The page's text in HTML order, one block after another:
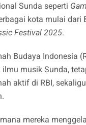
Sunda seperti
kota mulai dari
Festival 2025.
Budaya Indonesia
musik Sunda,
aktif di RBI,
mereka